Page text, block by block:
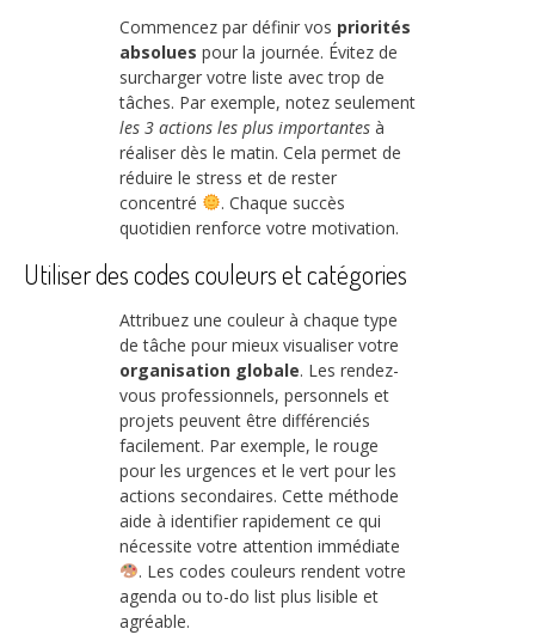
Commencez par définir vos priorités
absolues pour la journée. Évitez de
surcharger votre liste avec trop de
tâches. Par exemple, notez seulement
les 3 actions les plus importantes à
réaliser dès le matin. Cela permet de
réduire le stress et de rester
concentré
. Chaque succès
quotidien renforce votre motivation.
Utiliser des codes couleurs et catégories
Attribuez une couleur à chaque type
de tâche pour mieux visualiser votre
organisation globale. Les rendez-
vous professionnels, personnels et
projets peuvent être différenciés
facilement. Par exemple, le rouge
pour les urgences et le vert pour les
actions secondaires. Cette méthode
aide à identifier rapidement ce qui
nécessite votre attention immédiate
. Les codes couleurs rendent votre
agenda ou to-do list plus lisible et
agréable.